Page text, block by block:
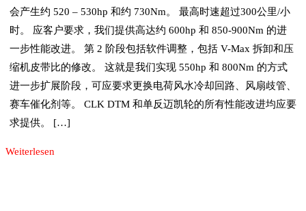
会产生约 520 – 530hp 和约 730Nm。 最高时速超过300公里/小
时。 应客户要求，我们提供高达约 600hp 和 850-900Nm 的进
一步性能改进。 第 2 阶段包括软件调整，包括 V-Max 拆卸和压
缩机皮带比的修改。 这就是我们实现 550hp 和 800Nm 的方式
进一步扩展阶段，可应要求更换电荷风水冷却回路、风扇歧管、
赛车催化剂等。 CLK DTM 和单反迈凯轮的所有性能改进均应要
求提供。 […]
Weiterlesen